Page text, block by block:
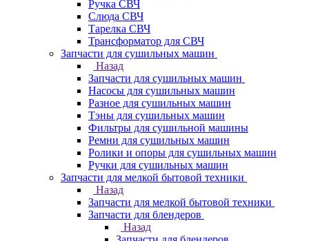
Ручка СВЧ
Слюда СВЧ
Тарелка СВЧ
Трансформатор для СВЧ
Запчасти для сушильных машин
Назад
Запчасти для сушильных машин
Насосы для сушильных машин
Разное для сушильных машин
Тэны для сушильных машин
Фильтры для сушильной машины
Ремни для сушильных машин
Ролики и опоры для сушильных машин
Ручки для сушильных машин
Запчасти для мелкой бытовой техники
Назад
Запчасти для мелкой бытовой техники
Запчасти для блендеров
Назад